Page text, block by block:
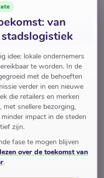
voor € 4,99
Servies en Bestek
van
idee: lokale ondernemers
te worden. In de
met de behoeften
verder in een nieuwe
die retailers en merken
snellere bezorging,
impact in de steden
zijn.
fase te mogen blijven
over de toekomst van
.